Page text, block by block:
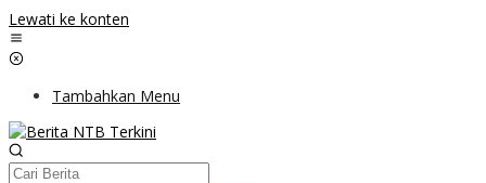
Lewati ke konten
Tambahkan Menu